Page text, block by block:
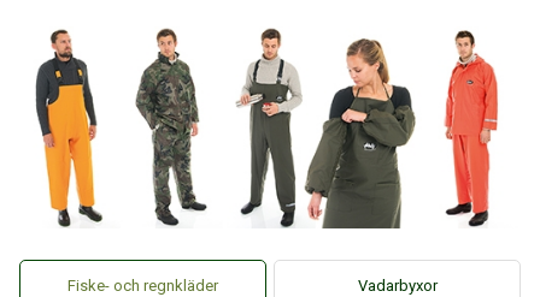
Fiske- och regnkläder Vadarbyxor